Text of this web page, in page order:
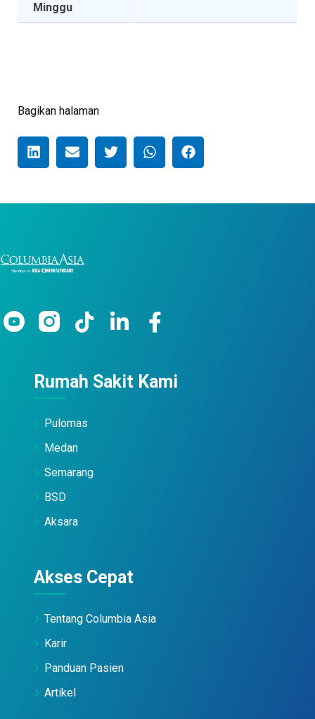
Minggu
Bagikan halaman
Rumah Sakit Kami
Pulomas
Medan
Semarang
BSD
Aksara
Akses Cepat
Tentang Columbia Asia
Karir
Panduan Pasien
Artikel